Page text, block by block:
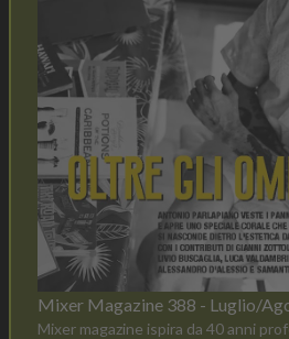
Mixer Magazine 388 - Luglio/
Mixer magazine ispira da 40 anni